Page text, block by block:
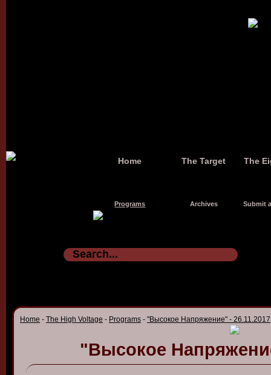
Home The Target The
Programs Archives Submit
Home - The High Voltage - Programs - "Высокое Напряжение" - 26.11.2017
"Высокое